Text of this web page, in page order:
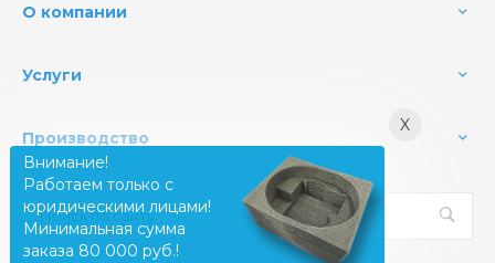
О компании
Услуги
Производство
X
Внимание!
Работаем только с
юридическими лицами!
Минимальная сумма
заказа 80 000 руб.!